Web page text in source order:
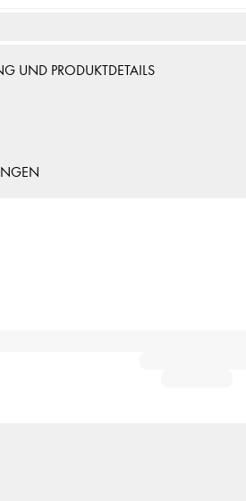
UND PRODUKTDETAILS